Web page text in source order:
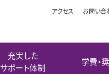
アクセス お問い合
充実した
サポート体制
学費・